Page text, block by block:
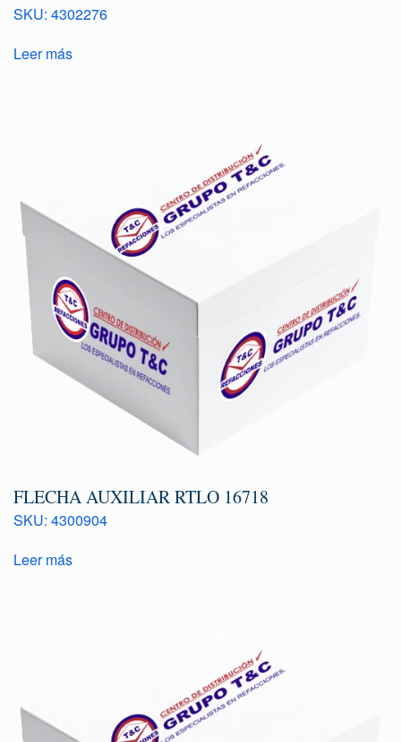
SKU: 4302276
Leer más
FLECHA AUXILIAR RTLO 16718
SKU: 4300904
Leer más